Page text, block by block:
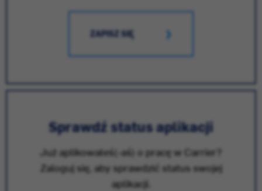
ZAPISZ SIĘ
Sprawdź status aplikacji
Już aplikowałeś(-aś) o pracę w Carrier?
Zaloguj się, aby sprawdzić status swojej
aplikacji.